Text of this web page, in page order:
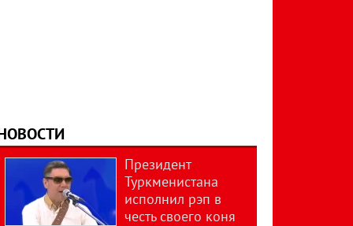
Президент
Туркменистана
исполнил рэп в
честь своего коня